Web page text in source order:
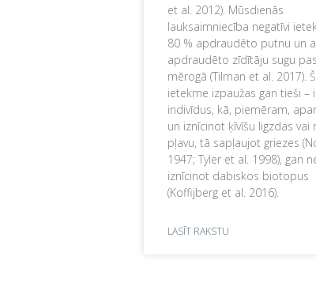
et al. 2012). Mūsdienās
lauksaimniecība negatīvi
80 % apdraudēto putnu un
apdraudēto zīdītāju sugu
mērogā (Tilman et al. 2017).
ietekme izpaužas gan tieši –
indivīdus, kā, piemēram,
un iznīcinot ķīvīšu ligzdas vai
pļavu, tā sapļaujot griezes
1947; Tyler et al. 1998), gan
iznīcinot dabiskos biotopus
(Koffijberg et al. 2016).
LASĪT RAKSTU